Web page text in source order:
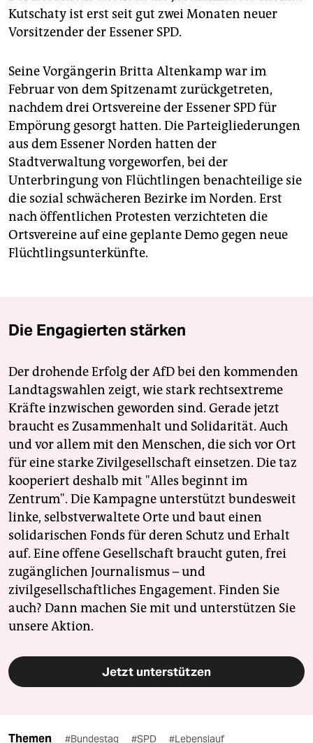
Kutschaty ist erst seit gut zwei Monaten neuer
Vorsitzender der Essener SPD.
Seine Vorgängerin Britta Altenkamp war im
Februar von dem Spitzenamt zurückgetreten,
nachdem drei Ortsvereine der Essener SPD für
Empörung gesorgt hatten. Die Parteigliederungen
aus dem Essener Norden hatten der
Stadtverwaltung vorgeworfen, bei der
Unterbringung von Flüchtlingen benachteilige sie
die sozial schwächeren Bezirke im Norden. Erst
nach öffentlichen Protesten verzichteten die
Ortsvereine auf eine geplante Demo gegen neue
Flüchtlingsunterkünfte.
Die Engagierten stärken
Der drohende Erfolg der AfD bei den kommenden
Landtagswahlen zeigt, wie stark rechtsextreme
Kräfte inzwischen geworden sind. Gerade jetzt
braucht es Zusammenhalt und Solidarität. Auch
und vor allem mit den Menschen, die sich vor Ort
für eine starke Zivilgesellschaft einsetzen. Die taz
kooperiert deshalb mit "Alles beginnt im
Zentrum". Die Kampagne unterstützt bundesweit
linke, selbstverwaltete Orte und baut einen
solidarischen Fonds für deren Schutz und Erhalt
auf. Eine offene Gesellschaft braucht guten, frei
zugänglichen Journalismus – und
zivilgesellschaftliches Engagement. Finden Sie
auch? Dann machen Sie mit und unterstützen Sie
unsere Aktion.
Jetzt unterstützen
Themen #Bundestag #SPD #Lebenslauf